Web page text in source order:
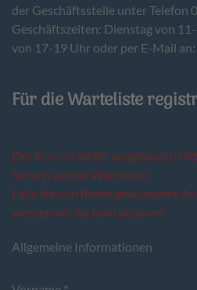
der Geschäftsstelle unter Telefon
Geschäftszeiten: Dienstag von
von 17-19 Uhr oder per E-Mail an:
Für die Warteliste
Der Kurs ist leider ausgebucht.
Sie sich auf die Warteliste.
Falls die von Ihnen gewünschte
werden wir Sie kontaktieren!
Allgemeine Informationen